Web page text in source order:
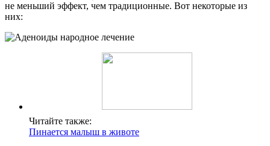
не меньший эффект, чем традиционные. Вот некоторые из
них:
Читайте также:
Пинается малыш в животе